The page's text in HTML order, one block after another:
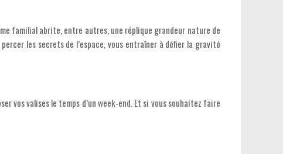
familial abrite, entre autres, une réplique grandeur nature de
les secrets de l’espace, vous entraîner à défier la gravité
vos valises le temps d’un week-end. Et si vous souhaitez faire